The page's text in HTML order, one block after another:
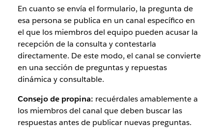
En cuanto se envía el formulario, la pregunta de
esa persona se publica en un canal específico en
el que los miembros del equipo pueden acusar la
recepción de la consulta y contestarla
directamente. De este modo, el canal se convierte
en una sección de preguntas y repuestas
dinámica y consultable.
Consejo de propina: recuérdales amablemente a
los miembros del canal que deben buscar las
respuestas antes de publicar nuevas preguntas.